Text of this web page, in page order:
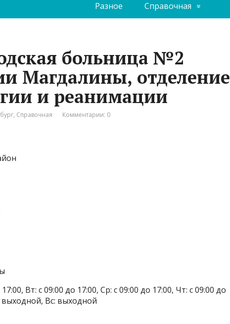
Разное Справочная
больница №2
Магдалины, отделение
и реанимации
, Справочная Комментарии: 0
Вт: с 09:00 до 17:00, Ср: с 09:00 до 17:00, Чт: с 09:00 до
выходной, Вс: выходной